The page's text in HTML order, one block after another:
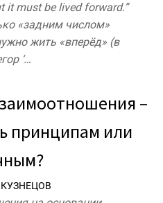
it must be lived forward.”
«задним числом»
жить «вперёд» (в
‘…
–
принципам или